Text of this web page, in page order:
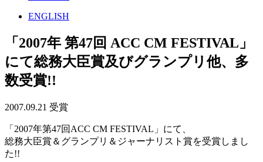
ENGLISH
「2007年 第47回 ACC CM FESTIVAL」
にて総務大臣賞及びグランプリ他、多
数受賞!!
2007.09.21 受賞
「2007年第47回ACC CM FESTIVAL」にて、
総務大臣賞＆グランプリ＆ジャーナリスト賞を受賞しまし
た!!